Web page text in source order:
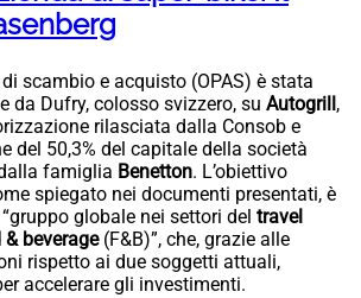
scambio e acquisto (OPAS) è stata
da Dufry, colosso svizzero, su Autogrill ,
rilasciata dalla Consob e
del 50,3% del capitale della società
famiglia Benetton. L’obiettivo
spiegato nei documenti presentati, è
globale nei settori del travel
beverage(F&B)”, che, grazie alle
rispetto ai due soggetti attuali,
accelerare gli investimenti.